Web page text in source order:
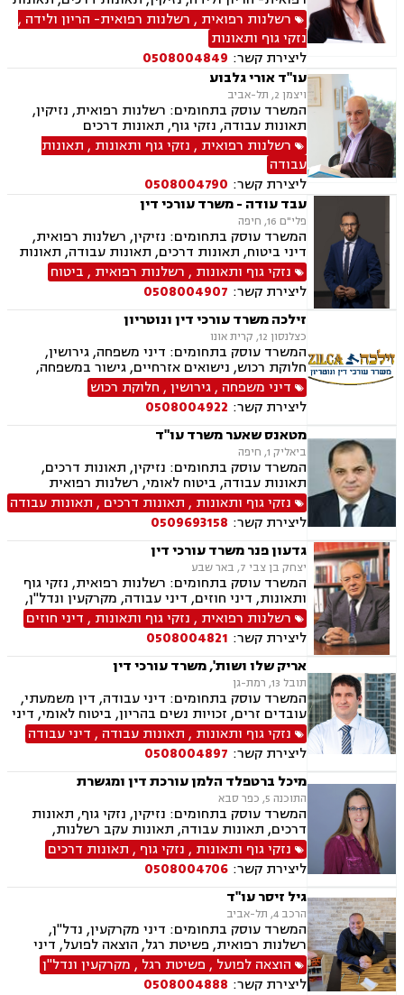
עבודה, נוטריון, ייפוי כוח מתמשך, צבא ומשרד
הביטחון, נפגעי פעולות איבה, נכי צה״ל, ירושות-
צוואות.
רשלנות רפואית , רשלנות רפואית- הריון ולידה ,
נזקי גוף ותאונות
ליצירת קשר: 0508004849
עו"ד אורי גלבוע
ויצמן 2, תל-אביב
המשרד עוסק בתחומים: רשלנות רפואית, נזיקין,
תאונות עבודה, נזקי גוף, תאונות דרכים
רשלנות רפואית , נזקי גוף ותאונות , תאונות
עבודה
ליצירת קשר: 0508004790
עבד עודה - משרד עורכי דין
פלי"ם 16, חיפה
המשרד עוסק בתחומים: נזיקין, רשלנות רפואית,
דיני ביטוח, תאונות דרכים, תאונות עבודה, תאונות
עקב רשלנות, תאונות תלמידים, נזקי גוף
נזקי גוף ותאונות , רשלנות רפואית , ביטוח
ליצירת קשר: 0508004907
זילכה משרד עורכי דין ונוטריון
כצלנסון 12, קרית אונו
המשרד עוסק בתחומים: דיני משפחה, גירושין,
חלוקת רכוש, נישואים אזרחיים, גישור במשפחה,
ירושות וצוואות, הסכמי ממון, אפוטרופסות,
משמורת, מזונות, ייפוי כוח מתמשך, דיני עבודה,
דיני מקרקעין, תמ"א 38, מגרשים לבניה , הפקעת
קרקעות, פינוי בינוי, תכנון ובניה, עסקאות מכר דירה,
ליקויי בנייה, מיסוי נדל"ן, נדל"ן, נזיקין, לשון הרע,
תאונות דרכים, תאונות עבודה, דיני חברות, ליווי
עסקי, ליווי מיזמי סטארטאפ, קניין רוחני, רשלנות
רפואית, רשלנות רפואית - רפואת שיניים, משרד
הביטחון, נכי צה"ל, משפט צבאי
דיני משפחה ,גירושין, חלוקת רכוש
ליצירת קשר: 0508004922
מטאנס שאער משרד עו"ד
ביאליק 1, חיפה
המשרד עוסק בתחומים: נזיקין, תאונות דרכים,
תאונות עבודה, ביטוח לאומי, רשלנות רפואית
נזקי גוף ותאונות , תאונות דרכים , תאונות עבודה
ליצירת קשר: 0509693158
גדעון פנר משרד עורכי דין
יצחק בן צבי 7, באר שבע
המשרד עוסק בתחומים: רשלנות רפואית, נזקי גוף
ותאונות, דיני חוזים, דיני עבודה, מקרקעין ונדל"ן,
דיני משפחה, בנקים, פלילי, נזקי גוף, תאונות עבודה,
תאונות דרכים, משפט מסחרי, תביעות ביטוח ונזקי
רכוש, ייפוי כוח מתמשך, נוטריון , רשלנות רפואית-
הריון ולידה, לשון הרע, תאונות ספורט, בריאות
הנפש, אובדן כושר עבודה , תאונות תלמידים,
תאונות עקב רשלנות, נזקי רכוש, קבלנות חוזית,
השקעות בחו"ל, דין משמעתי, עובדים זרים, זכויות
נשים בהריון, תכנון ובניה, דיור מוגן, אגודות
שיתופיות, ליקויי בנייה, מושבים וקיבוצים , ועוד
רשלנות רפואית , נזקי גוף ותאונות , דיני חוזים
ליצירת קשר: 0508004821
אריק שלו ושות', משרד עורכי דין
תובל 13, רמת-גן
המשרד עוסק בתחומים: דיני עבודה, דין משמעתי,
עובדים זרים, זכויות נשים בהריון, ביטוח לאומי, דיני
ביטוח, ביטוח סיעודי , דיני פנסיה, צווי מניעה, אזרחי
מסחרי, קניין רוחני, זכויות יוצרים, דיני תאגידים,
פירוקים והקפאות הליכים, פשיטת רגל, ליווי עסקי,
נזיקין, רשלנות רפואית, רשלנות רפואית- הריון
ולידה, נזקי גוף, תאונות עקב רשלנות, תאונות
תלמידים, אבדן כושר עבודה , תאונות ספורט,
בריאות הנפש, לשון הרע, דיני צבא ובטחון, נכי צה"ל,
נפגעי טרור , תביעות יצוגיות
נזקי גוף ותאונות , תאונות עבודה , דיני עבודה
ליצירת קשר: 0508004897
מיכל ברטפלד הלמן עורכת דין ומגשרת
התוכנה 5, כפר סבא
המשרד עוסק בתחומים: נזיקין, נזקי גוף, תאונות
דרכים, תאונות עבודה, תאונות עקב רשלנות,
תאונות תלמידים, רשלנות רפואית, אבדן כושר
עבודה , ייפוי כוח מתמשך, ביטוח לאומי, ירושות
וצוואות, הסכמי ממון, גישור
נזקי גוף ותאונות , נזקי גוף , תאונות דרכים
ליצירת קשר: 0508004706
גיל זיסר עו"ד
הרכב 4, תל-אביב
המשרד עוסק בתחומים: דיני מקרקעין, נדל"ן,
רשלנות רפואית, פשיטת רגל, הוצאה לפועל, דיני
עבודה, ירושות וצוואות
הוצאה לפועל , פשיטת רגל , מקרקעין ונדל"ן
ליצירת קשר: 0508004888